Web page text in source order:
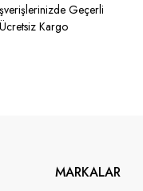
Geçerli
Ücretsiz Kargo
MARKALAR